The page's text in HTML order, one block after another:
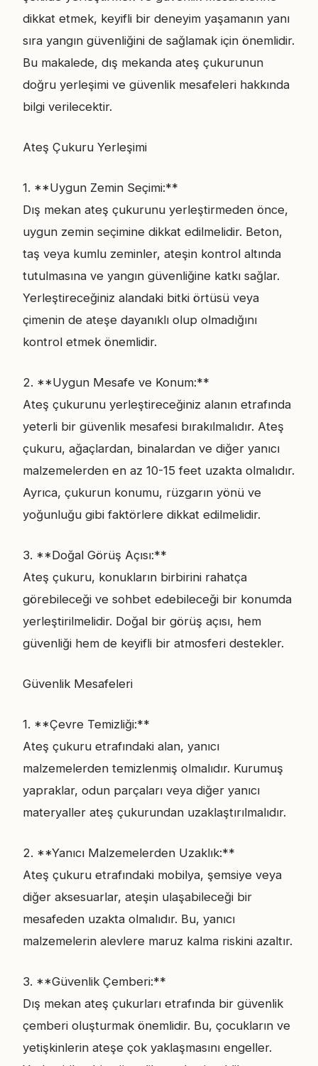
dikkat etmek, keyifli bir deneyim yaşamanın yanı
sıra yangın güvenliğini de sağlamak için önemlidir.
Bu makalede, dış mekanda ateş çukurunun
doğru yerleşimi ve güvenlik mesafeleri hakkında
bilgi verilecektir.
Ateş Çukuru Yerleşimi
1. **Uygun Zemin Seçimi:**
Dış mekan ateş çukurunu yerleştirmeden önce,
uygun zemin seçimine dikkat edilmelidir. Beton,
taş veya kumlu zeminler, ateşin kontrol altında
tutulmasına ve yangın güvenliğine katkı sağlar.
Yerleştireceğiniz alandaki bitki örtüsü veya
çimenin de ateşe dayanıklı olup olmadığını
kontrol etmek önemlidir.
2. **Uygun Mesafe ve Konum:**
Ateş çukurunu yerleştireceğiniz alanın etrafında
yeterli bir güvenlik mesafesi bırakılmalıdır. Ateş
çukuru, ağaçlardan, binalardan ve diğer yanıcı
malzemelerden en az 10-15 feet uzakta olmalıdır.
Ayrıca, çukurun konumu, rüzgarın yönü ve
yoğunluğu gibi faktörlere dikkat edilmelidir.
3. **Doğal Görüş Açısı:**
Ateş çukuru, konukların birbirini rahatça
görebileceği ve sohbet edebileceği bir konumda
yerleştirilmelidir. Doğal bir görüş açısı, hem
güvenliği hem de keyifli bir atmosferi destekler.
Güvenlik Mesafeleri
1. **Çevre Temizliği:**
Ateş çukuru etrafındaki alan, yanıcı
malzemelerden temizlenmiş olmalıdır. Kurumuş
yapraklar, odun parçaları veya diğer yanıcı
materyaller ateş çukurundan uzaklaştırılmalıdır.
2. **Yanıcı Malzemelerden Uzaklık:**
Ateş çukuru etrafındaki mobilya, şemsiye veya
diğer aksesuarlar, ateşin ulaşabileceği bir
mesafeden uzakta olmalıdır. Bu, yanıcı
malzemelerin alevlere maruz kalma riskini azaltır.
3. **Güvenlik Çemberi:**
Dış mekan ateş çukurları etrafında bir güvenlik
çemberi oluşturmak önemlidir. Bu, çocukların ve
yetişkinlerin ateşe çok yaklaşmasını engeller.